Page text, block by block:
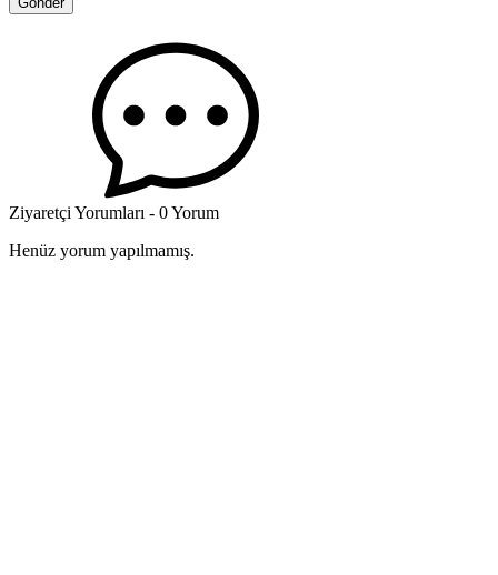
Ziyaretçi Yorumları - 0 Yorum
Henüz yorum yapılmamış.